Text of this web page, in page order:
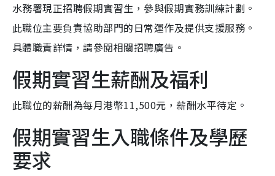
水務署現正招聘假期實習生，參與假期實務訓練計劃。
此職位主要負責協助部門的日常運作及提供支援服務。
具體職責詳情，請參閱相關招聘廣告。
假期實習生薪酬及福利
此職位的薪酬為每月港幣11,500元，薪酬水平待定。
假期實習生入職條件及學歷
要求